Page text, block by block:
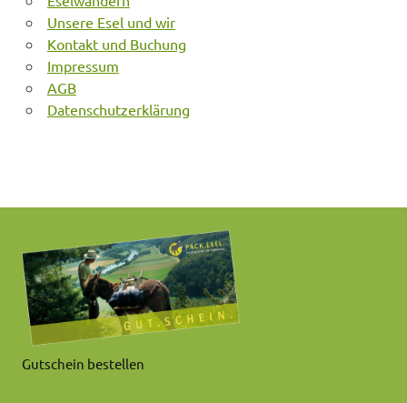
Unsere Esel und wir
Kontakt und Buchung
Impressum
AGB
Datenschutzerklärung
Gutschein bestellen